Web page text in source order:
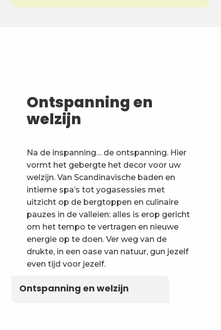
Ontspanning en
welzijn
Na de inspanning… de ontspanning. Hier
vormt het gebergte het decor voor uw
welzijn. Van Scandinavische baden en
intieme spa’s tot yogasessies met
uitzicht op de bergtoppen en culinaire
pauzes in de valleien: alles is erop gericht
om het tempo te vertragen en nieuwe
energie op te doen. Ver weg van de
drukte, in een oase van natuur, gun jezelf
even tijd voor jezelf.
Ontspanning en welzijn